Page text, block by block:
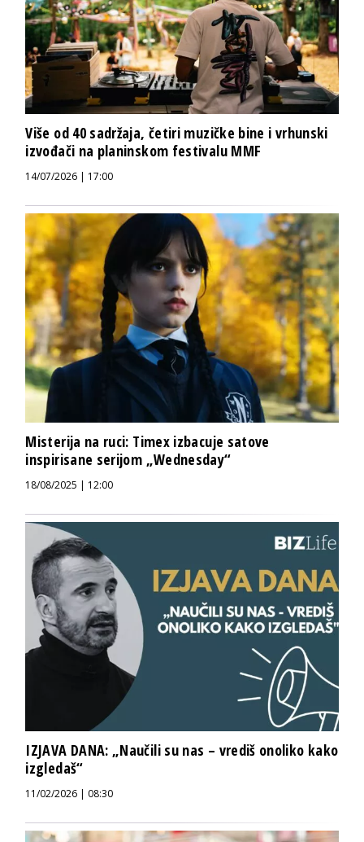
Više od 40 sadržaja, četiri muzičke bine i vrhunski
izvođači na planinskom festivalu MMF
14/07/2026 | 17:00
Misterija na ruci: Timex izbacuje satove
inspirisane serijom „Wednesday“
18/08/2025 | 12:00
IZJAVA DANA: „Naučili su nas – vrediš onoliko kako
izgledaš“
11/02/2026 | 08:30